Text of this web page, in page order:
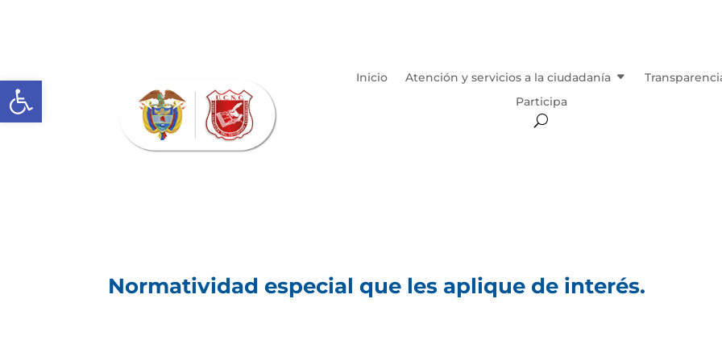
Abrir barra de herramientas Inicio Atención y servicios a la ciudadanía
Participa
Normatividad especial que les aplique de interés.